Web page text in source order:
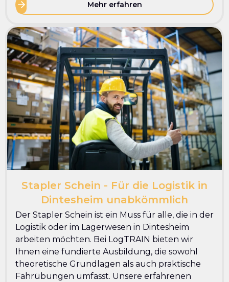
Mehr erfahren
Stapler Schein - Für die Logistik in
Dintesheim unabkömmlich
Der Stapler Schein ist ein Muss für alle, die in der
Logistik oder im Lagerwesen in Dintesheim
arbeiten möchten. Bei LogTRAIN bieten wir
Ihnen eine fundierte Ausbildung, die sowohl
theoretische Grundlagen als auch praktische
Fahrübungen umfasst. Unsere erfahrenen